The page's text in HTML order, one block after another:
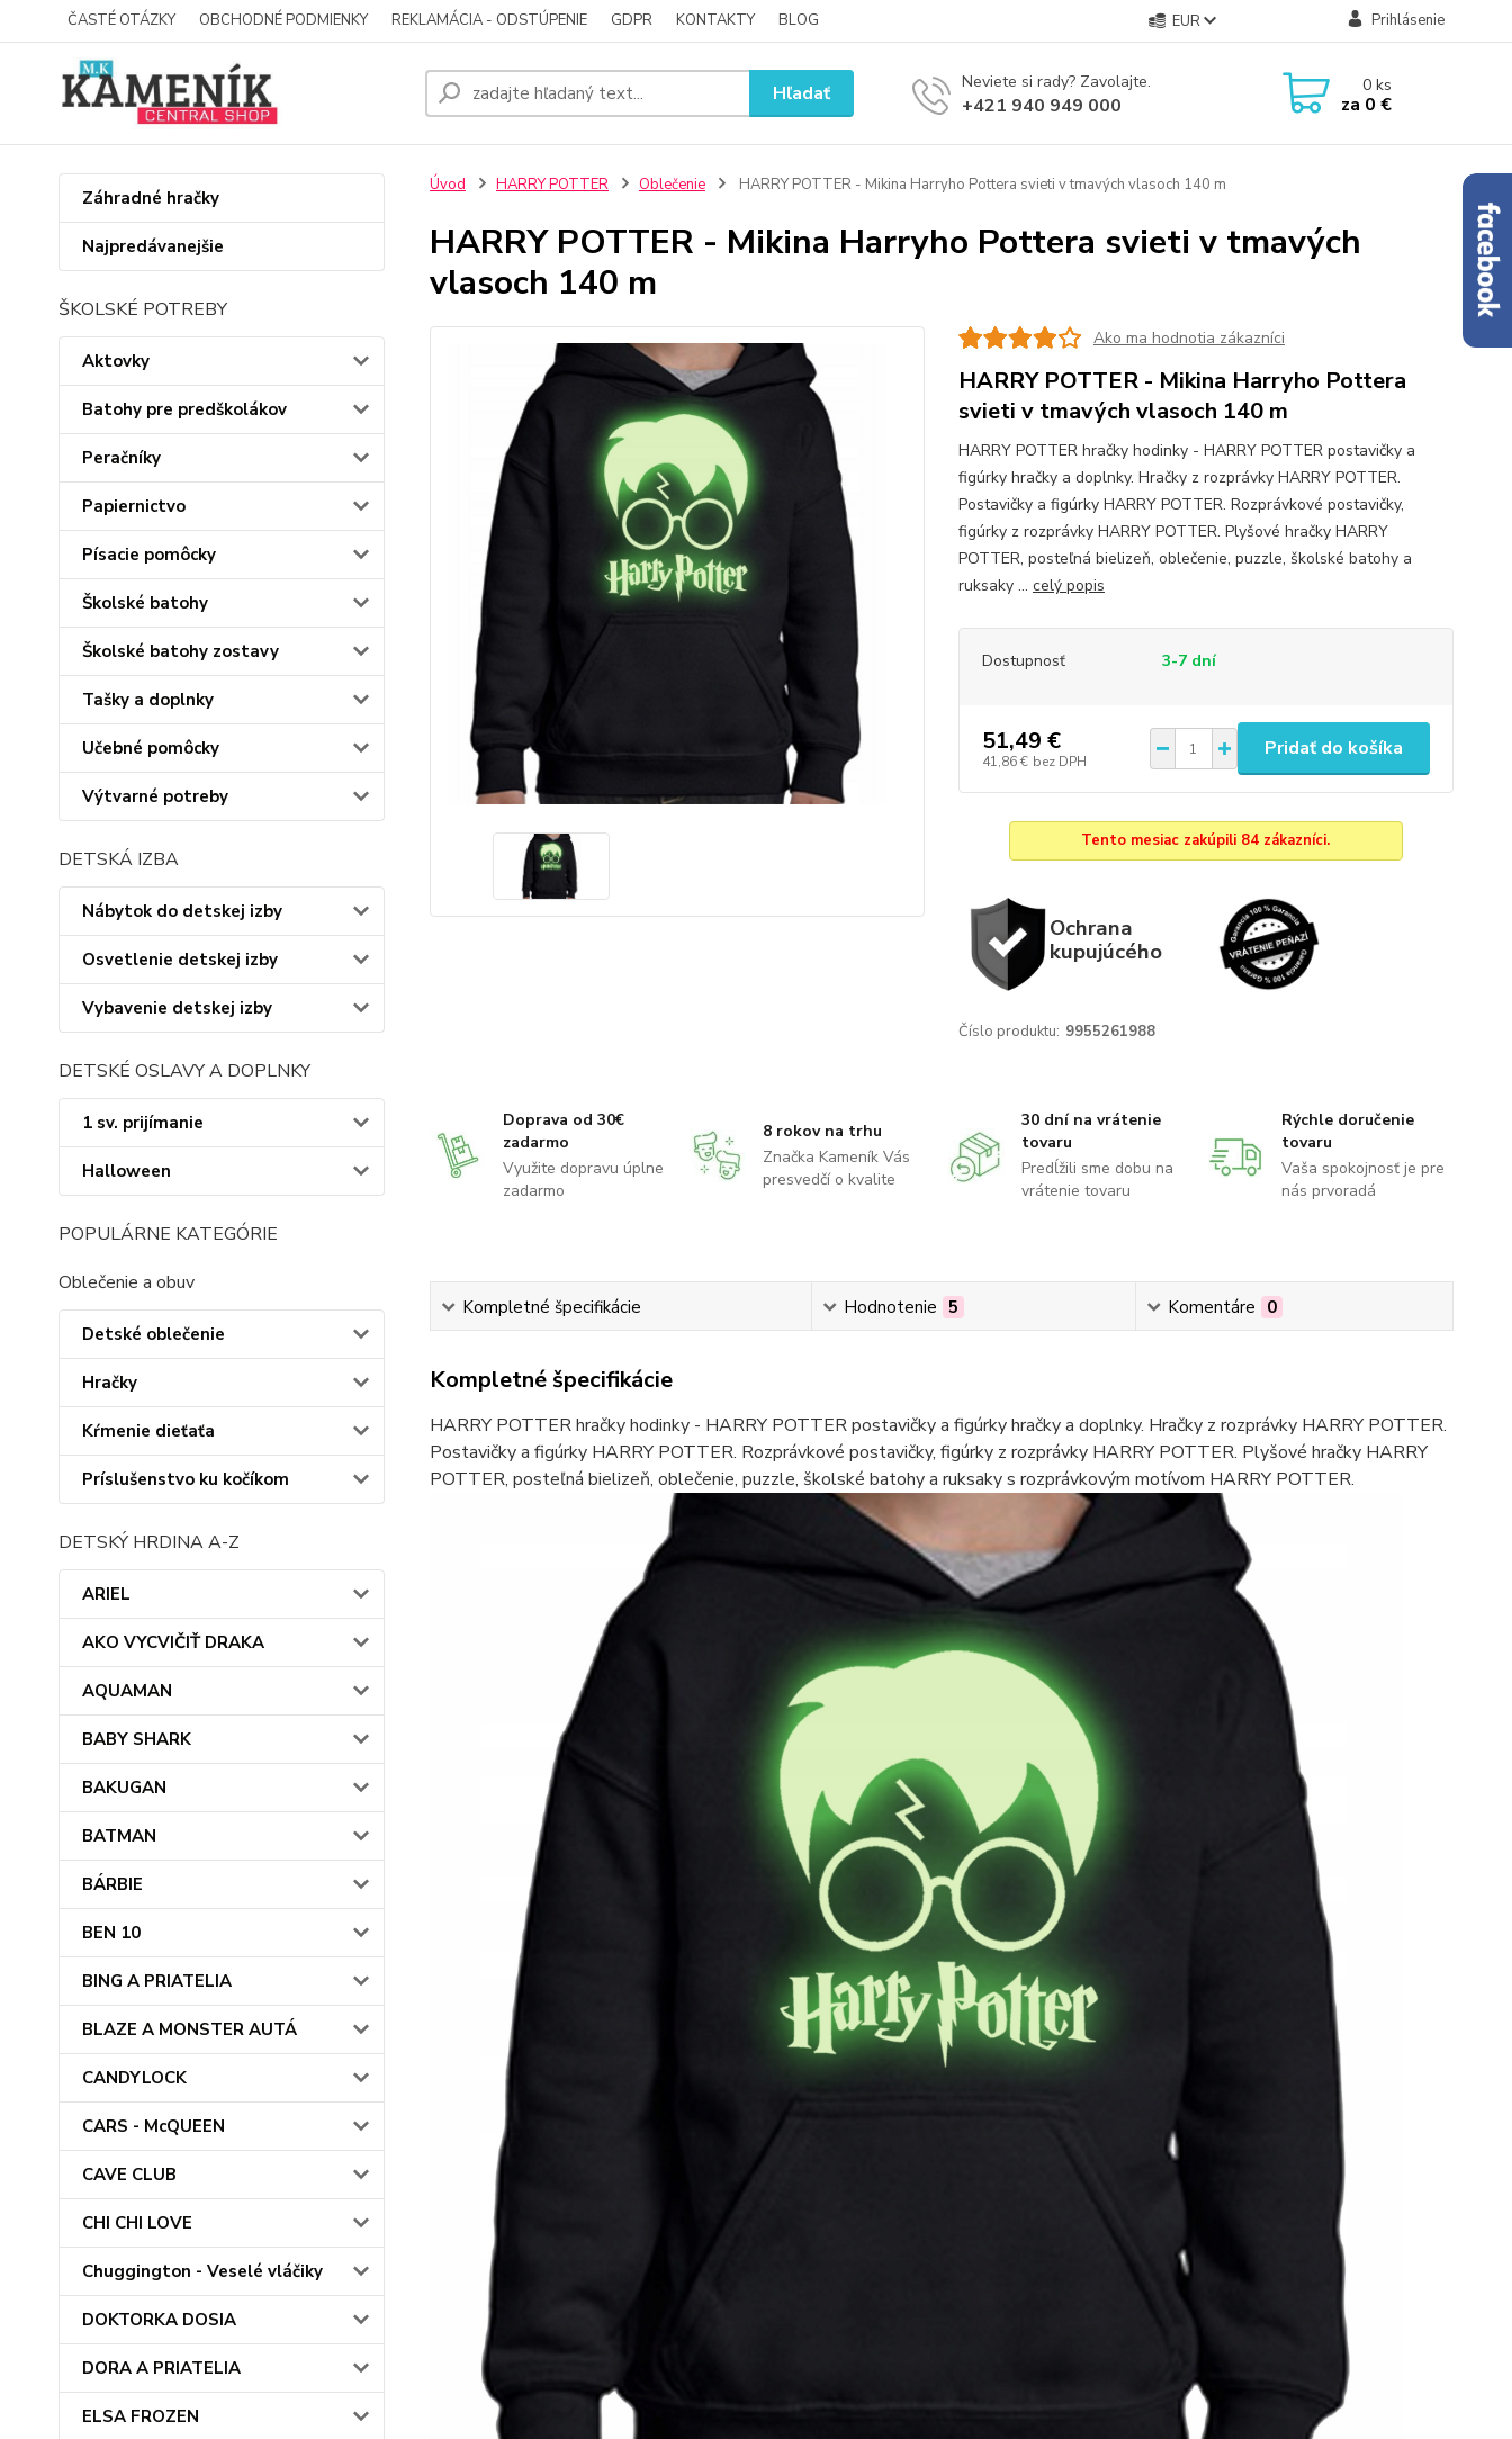
ČASTÉ OTÁZKY OBCHODNÉ PODMIENKY REKLAMÁCIA - ODSTÚPENIE GDPR KONTAKTY BLOG EUR Prihlásenie
Hľadať Neviete si rady? Zavolajte.
+421 940 949 000
0ks
za 0 €
Záhradné hračky
Najpredávanejšie
ŠKOLSKÉ POTREBY
Aktovky
Batohy pre predškolákov
Peračníky
Papiernictvo
Písacie pomôcky
Školské batohy
Školské batohy zostavy
Tašky a doplnky
Učebné pomôcky
Výtvarné potreby
DETSKÁ IZBA
Nábytok do detskej izby
Osvetlenie detskej izby
Vybavenie detskej izby
DETSKÉ OSLAVY A DOPLNKY
1 sv. prijímanie
Halloween
POPULÁRNE KATEGÓRIE
Oblečenie a obuv
Detské oblečenie
Hračky
Kŕmenie dieťaťa
Príslušenstvo ku kočíkom
DETSKÝ HRDINA A-Z
ARIEL
AKO VYCVIČIŤ DRAKA
AQUAMAN
BABY SHARK
BAKUGAN
BATMAN
BÁRBIE
BEN 10
BING A PRIATELIA
BLAZE A MONSTER AUTÁ
CANDYLOCK
CARS - McQUEEN
CAVE CLUB
CHI CHI LOVE
Chuggington - Veselé vláčiky
DOKTORKA DOSIA
DORA A PRIATELIA
ELSA FROZEN
Úvod HARRY POTTER Oblečenie HARRY POTTER - Mikina Harryho Pottera svieti v tmavých vlasoch 140 m
HARRY POTTER - Mikina Harryho Pottera svieti v tmavých
vlasoch 140 m
Ako ma hodnotia zákazníci
HARRY POTTER - Mikina Harryho Pottera
svieti v tmavých vlasoch 140 m
HARRY POTTER hračky hodinky - HARRY POTTER postavičky a
figúrky hračky a doplnky. Hračky z rozprávky HARRY POTTER.
Postavičky a figúrky HARRY POTTER. Rozprávkové postavičky,
figúrky z rozprávky HARRY POTTER. Plyšové hračky HARRY
POTTER, posteľná bielizeň, oblečenie, puzzle, školské batohy a
ruksaky ... celý popis
Dostupnosť 3-7 dní
51,49 €
41,86 € bez DPH
Pridať do košíka
Tento mesiac zakúpili 84 zákazníci.
Ochrana
kupujúcého
Číslo produktu: 9955261988
Doprava od 30€
zadarmo
Využite dopravu úplne
zadarmo
8 rokov na trhu
Značka Kameník Vás
presvedčí o kvalite
30 dní na vrátenie
tovaru
Predĺžili sme dobu na
vrátenie tovaru
Rýchle doručenie
tovaru
Vaša spokojnosť je pre
nás prvoradá
Kompletné špecifikácie Hodnotenie 5 Komentáre 0
Kompletné špecifikácie
HARRY POTTER hračky hodinky - HARRY POTTER postavičky a figúrky hračky a doplnky. Hračky z rozprávky HARRY POTTER.
Postavičky a figúrky HARRY POTTER. Rozprávkové postavičky, figúrky z rozprávky HARRY POTTER. Plyšové hračky HARRY
POTTER, posteľná bielizeň, oblečenie, puzzle, školské batohy a ruksaky s rozprávkovým motívom HARRY POTTER.